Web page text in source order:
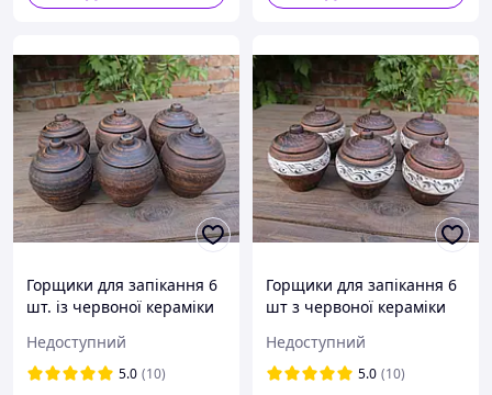
Горщики для запікання 6
шт. із червоної кераміки
Недоступний
5.0 (10)
Горщики для запікання 6
шт з червоної кераміки
Недоступний
5.0 (10)